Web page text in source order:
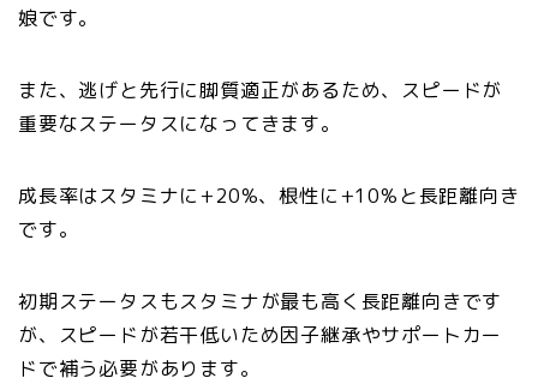
娘です。
また、逃げと先行に脚質適正があるため、スピードが
重要なステータスになってきます。
成長率はスタミナに+20%、根性に+10%と長距離向き
です。
初期ステータスもスタミナが最も高く長距離向きです
が、スピードが若干低いため因子継承やサポートカー
ドで補う必要があります。